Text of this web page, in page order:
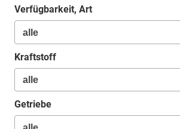
Verfügbarkeit, Art
Kraftstoff
Getriebe